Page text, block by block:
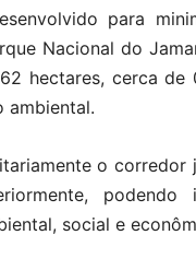
para
Nacional do
hectares, cerca de
ambiental.
o corredor
social e